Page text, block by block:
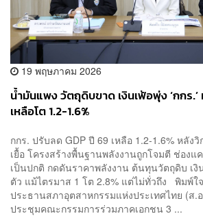
19 พฤษภาคม 2026
น้ำมันแพง วัตถุดิบขาด เงินเฟ้อพุ่ง ‘กกร.’
เหลือโต 1.2-1.6%
กกร. ปรับลด GDP ปี 69 เหลือ 1.2-1.6% หลัง
เยื้อ โครงสร้างพื้นฐานพลังงานถูกโจมตี ช่องแ
เป็นปกติ กดดันราคาพลังงาน ต้นทุนวัตถุดิบ เงิ
ตัว แม้ไตรมาส 1 โต 2.8% แต่ไม่ทั่วถึง พิมพ์ใ
ประธานสภาอุตสาหกรรมแห่งประเทศไทย (ส.
ประชุมคณะกรรมการร่วมภาคเอกชน 3 ...